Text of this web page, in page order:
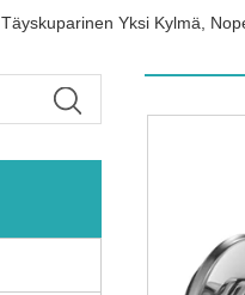
Täyskuparinen Yksi Kylmä,